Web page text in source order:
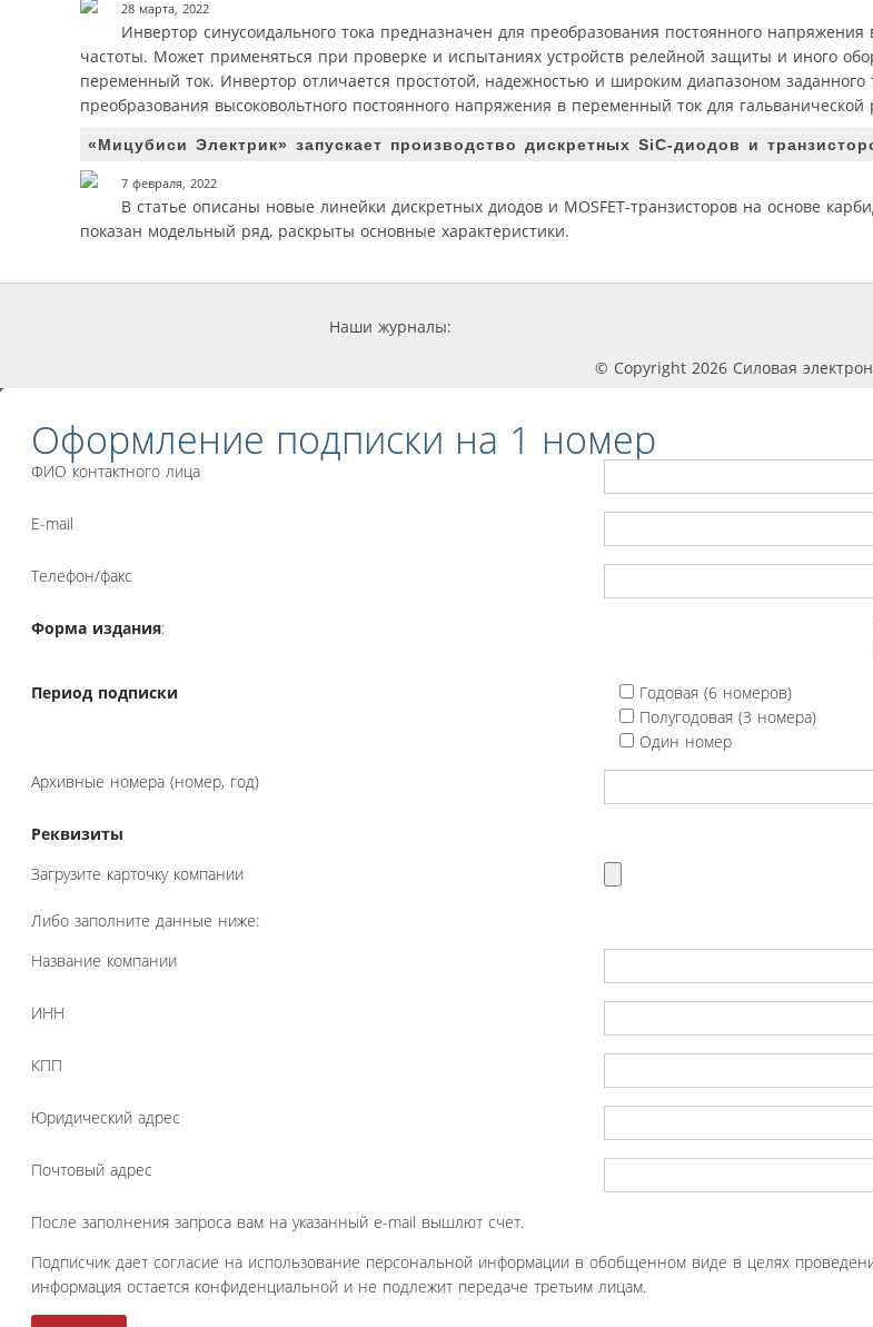
28 марта, 2022
Инвертор синусоидального тока предназначен для преобразования постоянного
частоты. Может применяться при проверке и испытаниях устройств релейной защиты и иного
переменный ток. Инвертор отличается простотой, надежностью и широким диапазоном заданного
преобразования высоковольтного постоянного напряжения в переменный ток для
«Мицубиси Электрик» запускает производство дискретных SiC-диодов и
7 февраля, 2022
В статье описаны новые линейки дискретных диодов и MOSFET-транзисторов на основе
показан модельный ряд, раскрыты основные характеристики.
Наши журналы:
© Copyright 2026 Силовая
Оформление подписки на 1 номер
ФИО контактного лица
E-mail
Телефон/факс
Форма издания:
Период подписки
Годовая (6 номеров)
Полугодовая (3 номера)
Один номер
Архивные номера (номер, год)
Реквизиты
Загрузите карточку компании
Либо заполните данные ниже:
Название компании
ИНН
КПП
Юридический адрес
Почтовый адрес
После заполнения запроса вам на указанный e-mail вышлют счет.
Подписчик дает согласие на использование персональной информации в обобщенном виде в целях
информация остается конфиденциальной и не подлежит передаче третьим лицам.